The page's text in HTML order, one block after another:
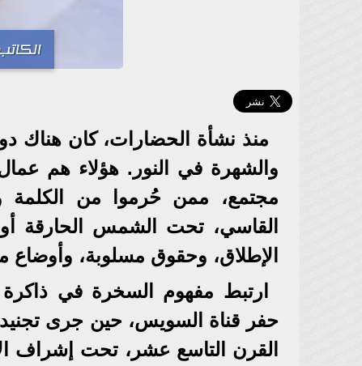
منذ نشأة الحضارات، كان هناك
والشهرة في النور. هؤلاء هم
مجتمع، ممن حُرموا من الكلمة
القاسي، تحت الشمس الحارقة
الإطلاق، وحقوق مسلوبة،
ارتبط مفهوم السخرة في ذاكرة
حفر قناة السويس، حين جرى
القرن التاسع عشر، تحت إشراف